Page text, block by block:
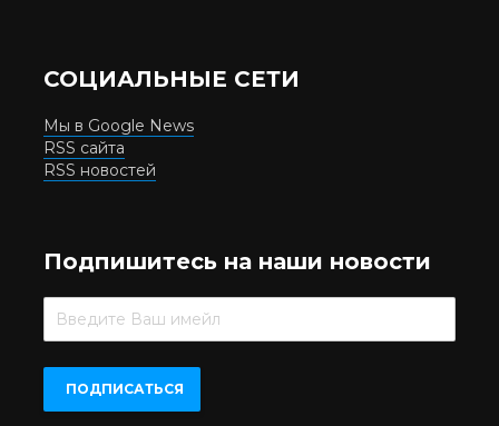
СОЦИАЛЬНЫЕ СЕТИ
Мы в Google News
RSS сайта
RSS новостей
Подпишитесь на наши новости